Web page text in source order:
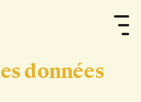
données